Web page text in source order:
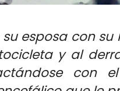
esposa con su
y al
con